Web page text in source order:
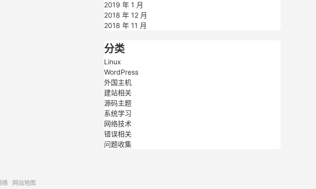
2019 年 1 月
2018 年 12 月
2018 年 11 月
分类
Linux
WordPress
外国主机
建站相关
源码主题
系统学习
网络技术
错误相关
问题收集
络 网站地图